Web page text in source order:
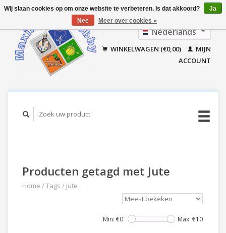
Nederlands
Français
WINKELWAGEN (€0,00)
MIJN
ACCOUNT
Producten getagd met Jute
Home /Tags / Jute
Min: €0 Max: €10
Wij slaan cookies op om onze website te verbeteren. Is dat akkoord?
Ja
Nee
Meer over cookies »